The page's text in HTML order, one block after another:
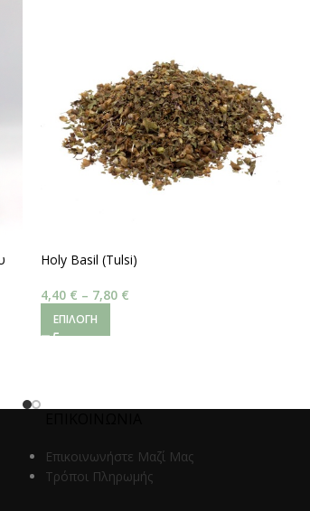
Holy Basil (Tulsi)
4,40 € – 7,80 €
ΕΠΙΛΟΓΉ
Επικοινωνήστε Μαζί Μας
Τρόποι Πληρωμής